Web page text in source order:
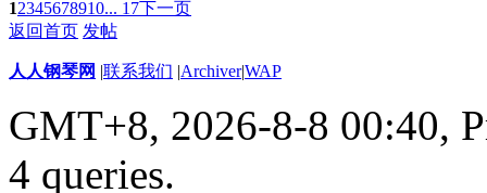
12345678910... 17下一页
返回首页 发帖
人人钢琴网 |联系我们 |Archiver|WAP
GMT+8, 2026-8-8 00:40,
4 queries.